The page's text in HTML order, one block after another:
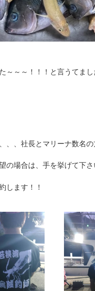
～～～！！！と言うてま
、、社長とマリーナ数名の
の場合は、手を挙げて下さ
します！！